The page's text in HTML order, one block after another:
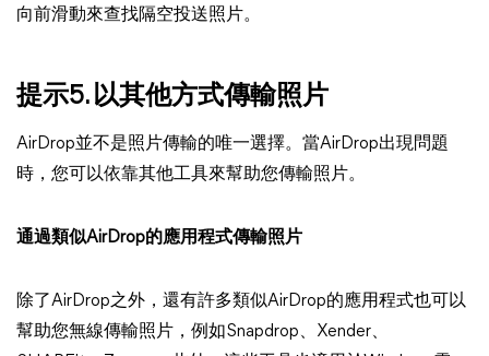
向前滑動來查找隔空投送照片。
提示5. 以其他方式傳輸照片
AirDrop並不是照片傳輸的唯一選擇。當AirDrop出現問題
時，您可以依靠其他工具來幫助您傳輸照片。
通過類似AirDrop的應用程式傳輸照片
除了AirDrop之外，還有許多類似AirDrop的應用程式也可以
幫助您無線傳輸照片，例如Snapdrop、Xender、